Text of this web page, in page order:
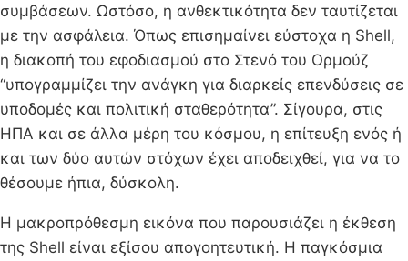
συμβάσεων. Ωστόσο, η ανθεκτικότητα δεν ταυτίζεται
με την ασφάλεια. Όπως επισημαίνει εύστοχα η Shell,
η διακοπή του εφοδιασμού στο Στενό του Ορμούζ
“υπογραμμίζει την ανάγκη για διαρκείς επενδύσεις σε
υποδομές και πολιτική σταθερότητα”. Σίγουρα, στις
ΗΠΑ και σε άλλα μέρη του κόσμου, η επίτευξη ενός ή
και των δύο αυτών στόχων έχει αποδειχθεί, για να το
θέσουμε ήπια, δύσκολη.
Η μακροπρόθεσμη εικόνα που παρουσιάζει η έκθεση
της Shell είναι εξίσου απογοητευτική. Η παγκόσμια